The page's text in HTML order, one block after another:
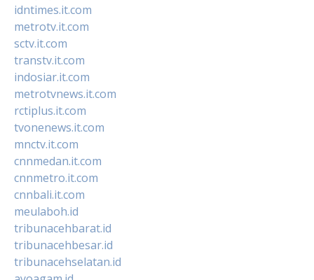
idntimes.it.com
metrotv.it.com
sctv.it.com
transtv.it.com
indosiar.it.com
metrotvnews.it.com
rctiplus.it.com
tvonenews.it.com
mnctv.it.com
cnnmedan.it.com
cnnmetro.it.com
cnnbali.it.com
meulaboh.id
tribunacehbarat.id
tribunacehbesar.id
tribunacehselatan.id